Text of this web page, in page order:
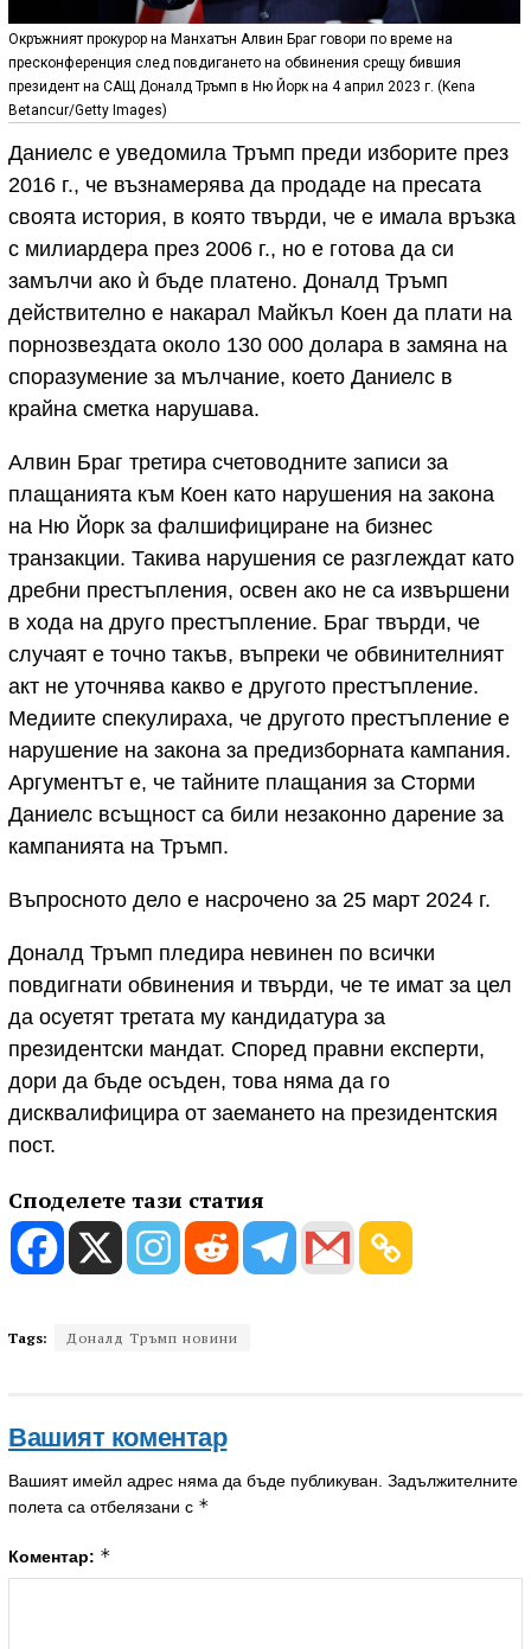
Окръжният прокурор на Манхатън Алвин Браг говори по време на
пресконференция след повдигането на обвинения срещу бившия
президент на САЩ Доналд Тръмп в Ню Йорк на 4 април 2023 г. (Kena
Betancur/Getty Images)
Даниелс е уведомила Тръмп преди изборите през
2016 г., че възнамерява да продаде на пресата
своята история, в която твърди, че е имала връзка
с милиардера през 2006 г., но е готова да си
замълчи ако ѝ бъде платено. Доналд Тръмп
действително е накарал Майкъл Коен да плати на
порнозвездата около 130 000 долара в замяна на
споразумение за мълчание, което Даниелс в
крайна сметка нарушава.
Алвин Браг третира счетоводните записи за
плащанията към Коен като нарушения на закона
на Ню Йорк за фалшифициране на бизнес
транзакции. Такива нарушения се разглеждат като
дребни престъпления, освен ако не са извършени
в хода на друго престъпление. Браг твърди, че
случаят е точно такъв, въпреки че обвинителният
акт не уточнява какво е другото престъпление.
Медиите спекулираха, че другото престъпление е
нарушение на закона за предизборната кампания.
Аргументът е, че тайните плащания за Сторми
Даниелс всъщност са били незаконно дарение за
кампанията на Тръмп.
Въпросното дело е насрочено за 25 март 2024 г.
Доналд Тръмп пледира невинен по всички
повдигнати обвинения и твърди, че те имат за цел
да осуетят третата му кандидатура за
президентски мандат. Според правни експерти,
дори да бъде осъден, това няма да го
дисквалифицира от заемането на президентския
пост.
Споделете тази статия
Tags: Доналд Тръмп новини
Вашият коментар
Вашият имейл адрес няма да бъде публикуван. Задължителните
полета са отбелязани с *
Коментар: *